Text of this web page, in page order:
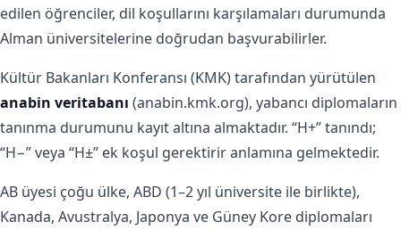
edilen öğrenciler, dil koşullarını karşılamaları durumunda
Alman üniversitelerine doğrudan başvurabilirler.
Kültür Bakanları Konferansı (KMK) tarafından yürütülen
anabin veritabanı (anabin.kmk.org), yabancı diplomaların
tanınma durumunu kayıt altına almaktadır. “H+” tanındı;
“H−” veya “H±” ek koşul gerektirir anlamına gelmektedir.
AB üyesi çoğu ülke, ABD (1–2 yıl üniversite ile birlikte),
Kanada, Avustralya, Japonya ve Güney Kore diplomaları